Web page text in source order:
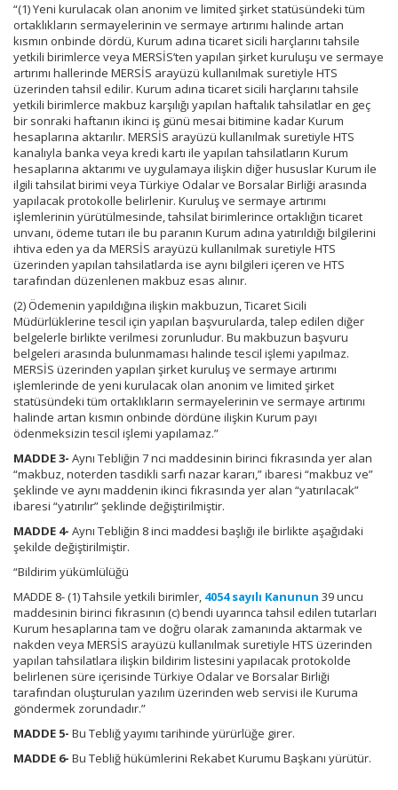
“(1) Yeni kurulacak olan anonim ve limited şirket statüsündeki tüm
ortaklıkların sermayelerinin ve sermaye artırımı halinde artan
kısmın onbinde dördü, Kurum adına ticaret sicili harçlarını tahsile
yetkili birimlerce veya MERSİS’ten yapılan şirket kuruluşu ve sermaye
artırımı hallerinde MERSİS arayüzü kullanılmak suretiyle HTS
üzerinden tahsil edilir. Kurum adına ticaret sicili harçlarını tahsile
yetkili birimlerce makbuz karşılığı yapılan haftalık tahsilatlar en geç
bir sonraki haftanın ikinci iş günü mesai bitimine kadar Kurum
hesaplarına aktarılır. MERSİS arayüzü kullanılmak suretiyle HTS
kanalıyla banka veya kredi kartı ile yapılan tahsilatların Kurum
hesaplarına aktarımı ve uygulamaya ilişkin diğer hususlar Kurum ile
ilgili tahsilat birimi veya Türkiye Odalar ve Borsalar Birliği arasında
yapılacak protokolle belirlenir. Kuruluş ve sermaye artırımı
işlemlerinin yürütülmesinde, tahsilat birimlerince ortaklığın ticaret
unvanı, ödeme tutarı ile bu paranın Kurum adına yatırıldığı bilgilerini
ihtiva eden ya da MERSİS arayüzü kullanılmak suretiyle HTS
üzerinden yapılan tahsilatlarda ise aynı bilgileri içeren ve HTS
tarafından düzenlenen makbuz esas alınır.
(2) Ödemenin yapıldığına ilişkin makbuzun, Ticaret Sicili
Müdürlüklerine tescil için yapılan başvurularda, talep edilen diğer
belgelerle birlikte verilmesi zorunludur. Bu makbuzun başvuru
belgeleri arasında bulunmaması halinde tescil işlemi yapılmaz.
MERSİS üzerinden yapılan şirket kuruluş ve sermaye artırımı
işlemlerinde de yeni kurulacak olan anonim ve limited şirket
statüsündeki tüm ortaklıkların sermayelerinin ve sermaye artırımı
halinde artan kısmın onbinde dördüne ilişkin Kurum payı
ödenmeksizin tescil işlemi yapılamaz.”
MADDE 3- Aynı Tebliğin 7 nci maddesinin birinci fıkrasında yer alan
“makbuz, noterden tasdikli sarfı nazar kararı,” ibaresi “makbuz ve”
şeklinde ve aynı maddenin ikinci fıkrasında yer alan “yatırılacak”
ibaresi “yatırılır” şeklinde değiştirilmiştir.
MADDE 4- Aynı Tebliğin 8 inci maddesi başlığı ile birlikte aşağıdaki
şekilde değiştirilmiştir.
“Bildirim yükümlülüğü
MADDE 8- (1) Tahsile yetkili birimler, 4054 sayılı Kanunun 39 uncu
maddesinin birinci fıkrasının (c) bendi uyarınca tahsil edilen tutarları
Kurum hesaplarına tam ve doğru olarak zamanında aktarmak ve
nakden veya MERSİS arayüzü kullanılmak suretiyle HTS üzerinden
yapılan tahsilatlara ilişkin bildirim listesini yapılacak protokolde
belirlenen süre içerisinde Türkiye Odalar ve Borsalar Birliği
tarafından oluşturulan yazılım üzerinden web servisi ile Kuruma
göndermek zorundadır.”
MADDE 5- Bu Tebliğ yayımı tarihinde yürürlüğe girer.
MADDE 6- Bu Tebliğ hükümlerini Rekabet Kurumu Başkanı yürütür.